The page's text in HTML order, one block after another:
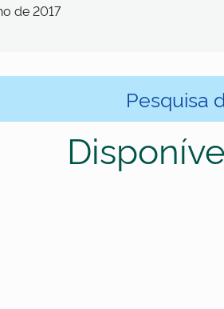
de 2017
Pesquisa